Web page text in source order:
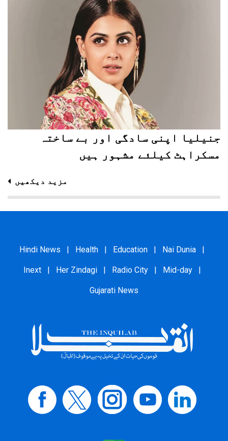
جنیلیا اپنی سادگی اور بے ساختہ
مسکراہٹ کیلئے مشہور ہیں
مزید دیکھیں
Hindi News Health Education Nai Dunia
Inext Her Zindagi Radio City Mid-day
Gujarati News